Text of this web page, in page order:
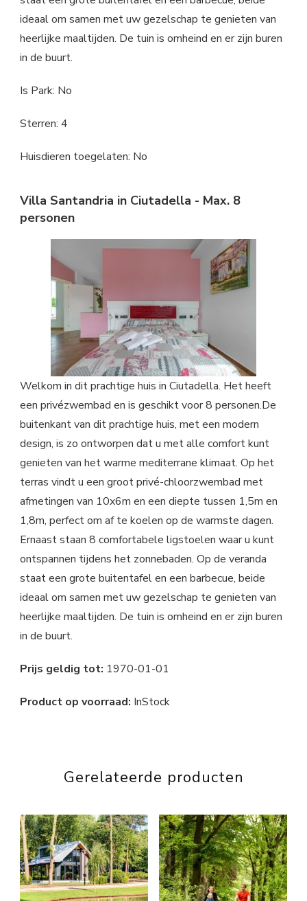
ideaal om samen met uw gezelschap te genieten van
heerlijke maaltijden. De tuin is omheind en er zijn buren
in de buurt.
Is Park: No
Sterren: 4
Huisdieren toegelaten: No
Villa Santandria in Ciutadella - Max. 8
personen
Welkom in dit prachtige huis in Ciutadella. Het heeft
een privézwembad en is geschikt voor 8 personen.De
buitenkant van dit prachtige huis, met een modern
design, is zo ontworpen dat u met alle comfort kunt
genieten van het warme mediterrane klimaat. Op het
terras vindt u een groot privé-chloorzwembad met
afmetingen van 10x6m en een diepte tussen 1,5m en
1,8m, perfect om af te koelen op de warmste dagen.
Ernaast staan 8 comfortabele ligstoelen waar u kunt
ontspannen tijdens het zonnebaden. Op de veranda
staat een grote buitentafel en een barbecue, beide
ideaal om samen met uw gezelschap te genieten van
heerlijke maaltijden. De tuin is omheind en er zijn buren
in de buurt.
Prijs geldig tot: 1970-01-01
Product op voorraad: InStock
Gerelateerde producten